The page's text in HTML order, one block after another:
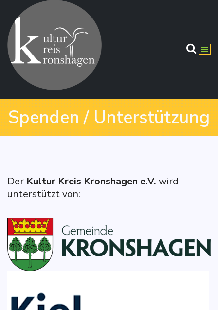
Inhalt
Spenden / Unterstützung
Der Kultur Kreis Kronshagen e.V. wird
unterstützt von: